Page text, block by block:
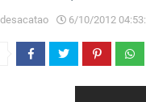
6/10/2012